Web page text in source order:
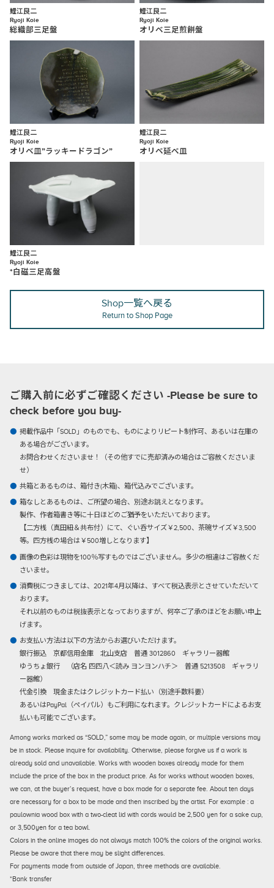
鯉江良二
Ryoji Koie
総織部三足盤
鯉江良二
Ryoji Koie
オリベ三足煎餅盤
鯉江良二
Ryoji Koie
オリベ皿”ラッキードラゴン”
鯉江良二
Ryoji Koie
オリベ延べ皿
鯉江良二
Ryoji Koie
*白磁三足高盤
Shop一覧へ戻る
Return to Shop Page
ご購入前に必ずご確認ください -Please be sure to
check before you buy-
掲載作品中「SOLD」のものでも、ものによりリピート制作可、あるいは在庫の
ある場合がございます。
お問合わせくださいませ！（その他すでに売却済みの場合はご容赦くださいま
せ）
共箱とあるものは、箱付き(木箱)、箱代込みでございます。
箱なしとあるものは、ご所望の場合、別途お誂えとなります。
製作、作者箱書き等に十日ほどのご猶予をいただいております。
【二方桟（真田紐＆共布付）にて、ぐい呑サイズ￥2,500、茶碗サイズ￥3,500
等。四方桟の場合は￥500増しとなります】
画像の色彩は現物を100％写すものではございません。多少の相違はご容赦くだ
さいませ。
消費税につきましては、2021年4月以降は、すべて税込表示とさせていただいて
おります。
それ以前のものは税抜表示となっておりますが、何卒ご了承のほどをお願い申上
げます。
お支払い方法は以下の方法からお選びいただけます。
銀行振込京都信用金庫 北山支店 普通 3012860 ギャラリー器館
ゆうちょ銀行 （店名 四四八＜読み ヨンヨンハチ＞ 普通 5213508 ギャラリ
ー器館）
代金引換現金またはクレジットカード払い（別途手数料要）
あるいはPayPal（ペイパル）もご利用になれます。クレジットカードによるお支
払いも可能でございます。
Among works marked as “SOLD,” some may be made again, or multiple versions may
be in stock. Please inquire for availability. Otherwise, please forgive us if a work is
already sold and unavailable. Works with wooden boxes already made for them
include the price of the box in the product price. As for works without wooden boxes,
we can, at the buyer’s request, have a box made for a separate fee. About ten days
are necessary for a box to be made and then inscribed by the artist. For example : a
paulownia wood box with a two-cleat lid with cords would be 2,500 yen for a sake cup,
or 3,500yen for a tea bowl.
Colors in the online images do not always match 100% the colors of the original works.
Please be aware that there may be slight differences.
For payments made from outside of Japan, three methods are available.
*Bank transfer